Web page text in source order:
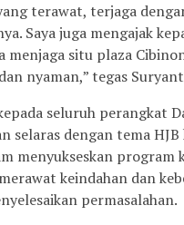
terawat, terjaga
Saya juga mengajak
menjaga situ plaza
nyaman,” tegas
seluruh perangkat
selaras dengan tema
menyukseskan
keindahan dan
permasalahan.